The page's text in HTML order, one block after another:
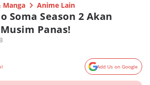
Manga Anime Lain
Soma Season 2 Akan
Panas!
Add Us on Google